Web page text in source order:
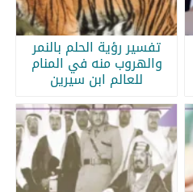
تفسير رؤية الحلم بالنمر
والهروب منه في المنام
للعالم ابن سيرين